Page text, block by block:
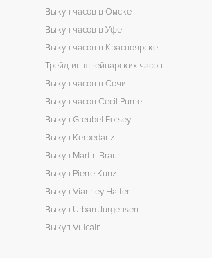
Выкуп часов в Омске
Выкуп часов в Уфе
Выкуп часов в Красноярске
Трейд-ин швейцарских часов
Выкуп часов в Сочи
Выкуп часов Cecil Purnell
Выкуп Greubel Forsey
Выкуп Kerbedanz
Выкуп Martin Braun
Выкуп Pierre Kunz
Выкуп Vianney Halter
Выкуп Urban Jurgensen
Выкуп Vulcain